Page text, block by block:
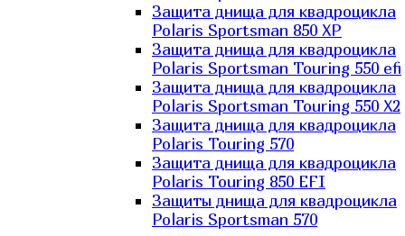
Защита днища для квадроцикла
Polaris Sportsman 850 XP
Защита днища для квадроцикла
Polaris Sportsman Touring 550 efi
Защита днища для квадроцикла
Polaris Sportsman Touring 550 X2
Защита днища для квадроцикла
Polaris Touring 570
Защита днища для квадроцикла
Polaris Touring 850 EFI
Защиты днища для квадроцикла
Polaris Sportsman 570